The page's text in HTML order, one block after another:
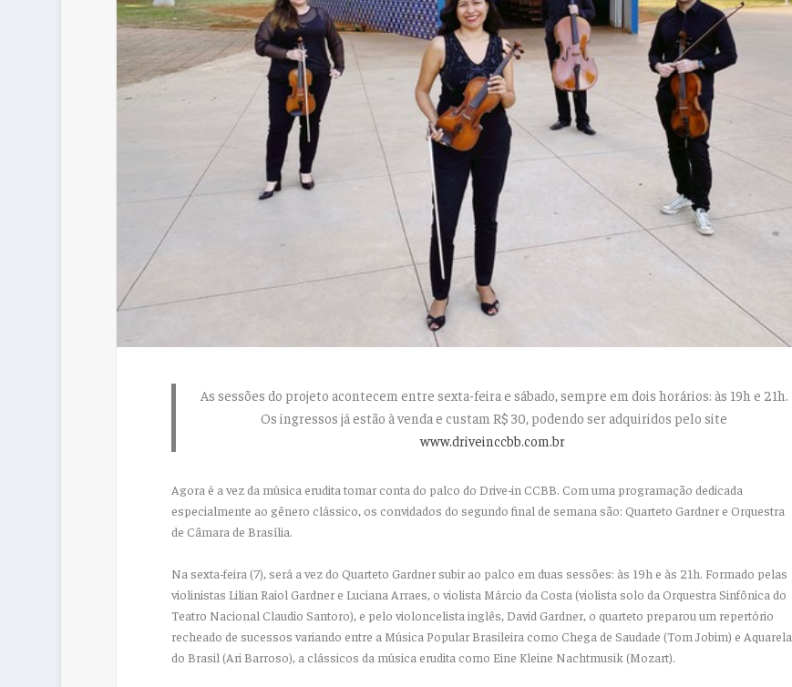
As sessões do projeto acontecem entre sexta-feira e sábado, sempre em dois horários: às 19h e 21h.
Os ingressos já estão à venda e custam R$ 30, podendo ser adquiridos pelo site
www.driveinccbb.com.br
Agora é a vez da música erudita tomar conta do palco do Drive-in CCBB. Com uma programação dedicada
especialmente ao gênero clássico, os convidados do segundo final de semana são: Quarteto Gardner e Orquestra
de Câmara de Brasília.
Na sexta-feira (7), será a vez do Quarteto Gardner subir ao palco em duas sessões: às 19h e às 21h. Formado pelas
violinistas Lilian Raiol Gardner e Luciana Arraes, o violista Márcio da Costa (violista solo da Orquestra Sinfônica do
Teatro Nacional Claudio Santoro), e pelo violoncelista inglês, David Gardner, o quarteto preparou um repertório
recheado de sucessos variando entre a Música Popular Brasileira como Chega de Saudade (Tom Jobim) e Aquarela
do Brasil (Ari Barroso), a clássicos da música erudita como Eine Kleine Nachtmusik (Mozart).